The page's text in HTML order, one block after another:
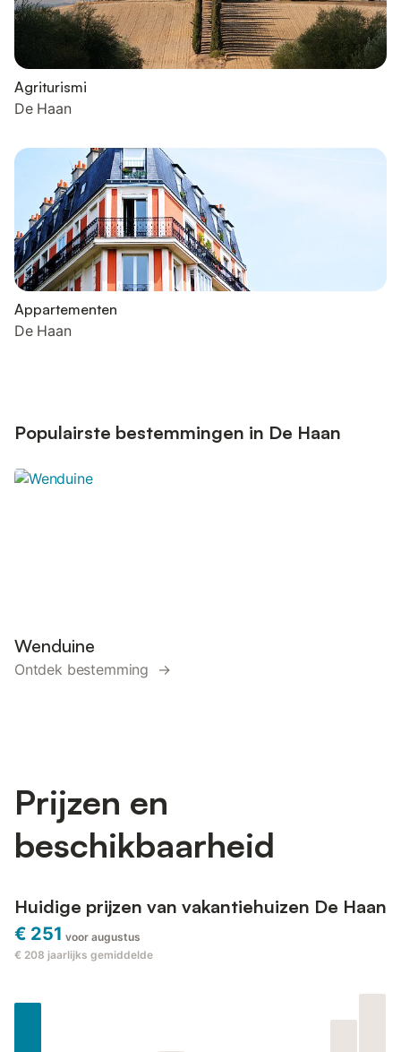
Agriturismi
De Haan
Appartementen
De Haan
Populairste bestemmingen in De Haan
Wenduine
Ontdek bestemming →
Prijzen en
beschikbaarheid
Huidige prijzen van vakantiehuizen De Haan
€ 251 voor augustus
€ 208 jaarlijks gemiddelde